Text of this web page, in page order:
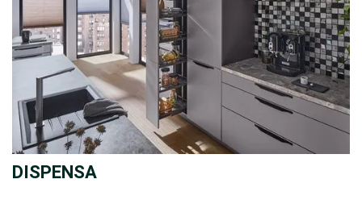
DISPENSA